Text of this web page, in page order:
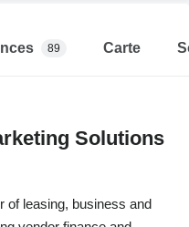
89 Carte
Solutions
of leasing, business and